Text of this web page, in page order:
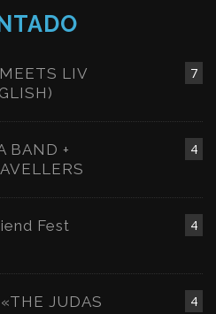
7
LIV
4
BAND +
4
Fest
4
JUDAS